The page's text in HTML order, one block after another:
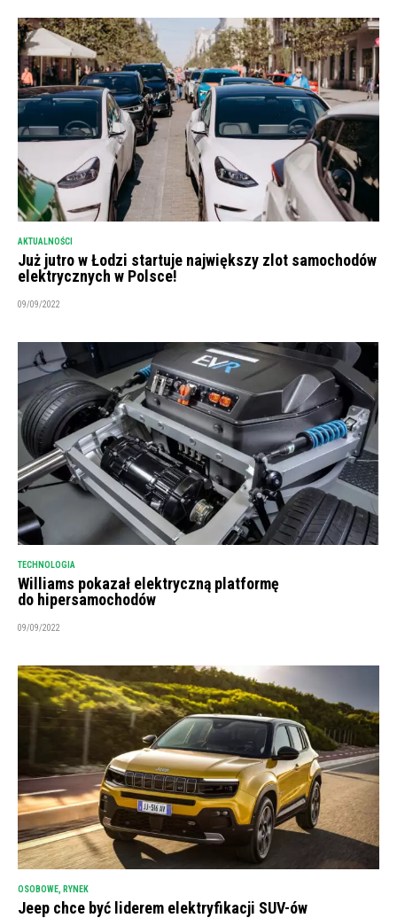
AKTUALNOŚCI
Już jutro w Łodzi startuje największy zlot samochodów
elektrycznych w Polsce!
09/09/2022
TECHNOLOGIA
Williams pokazał elektryczną platformę
do hipersamochodów
09/09/2022
OSOBOWE RYNEK
Jeep chce być liderem elektryfikacji SUV-ów